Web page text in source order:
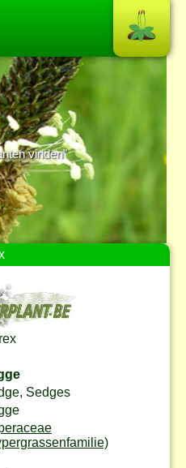
vinden”
Sedges